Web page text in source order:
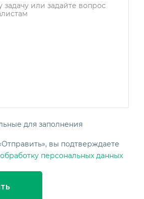
для заполнения
вы подтверждаете
обработку персональных данных